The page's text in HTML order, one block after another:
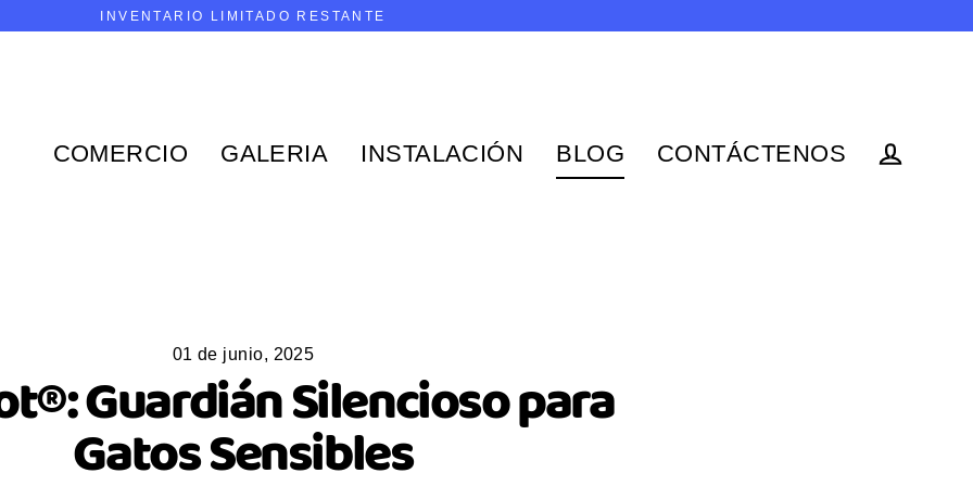
INVENTARIO LIMITADO RESTANTE
COMERCIO GALERIA INSTALACIÓN BLOG
CONTÁCTENOS
01 de junio, 2025
Guardián Silencioso para
Gatos Sensibles